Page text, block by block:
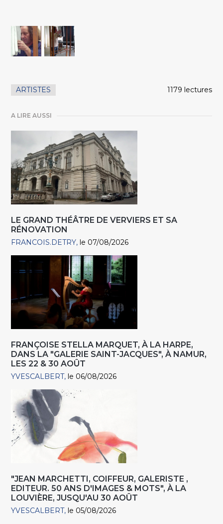
ARTISTES 1179 lectures
A LIRE AUSSI
LE GRAND THÉÂTRE DE VERVIERS ET SA
RÉNOVATION
FRANCOIS.DETRY le 07/08/2026
FRANÇOISE STELLA MARQUET, À LA HARPE,
DANS LA "GALERIE SAINT-JACQUES", À NAMUR,
LES 22 & 30 AOÛT
YVESCALBERT le 06/08/2026
"JEAN MARCHETTI, COIFFEUR, GALERISTE ,
EDITEUR. 50 ANS D'IMAGES & MOTS", À LA
LOUVIÈRE, JUSQU'AU 30 AOÛT
YVESCALBERT le 05/08/2026